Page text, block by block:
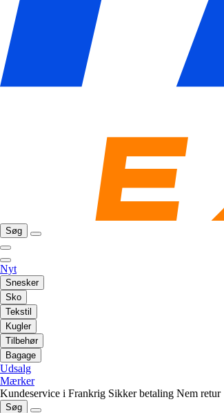
Søg
Nyt
Snesker
Sko
Tekstil
Kugler
Tilbehør
Bagage
Udsalg
Mærker
Kundeservice i Frankrig Sikker betaling Nem retur
Søg